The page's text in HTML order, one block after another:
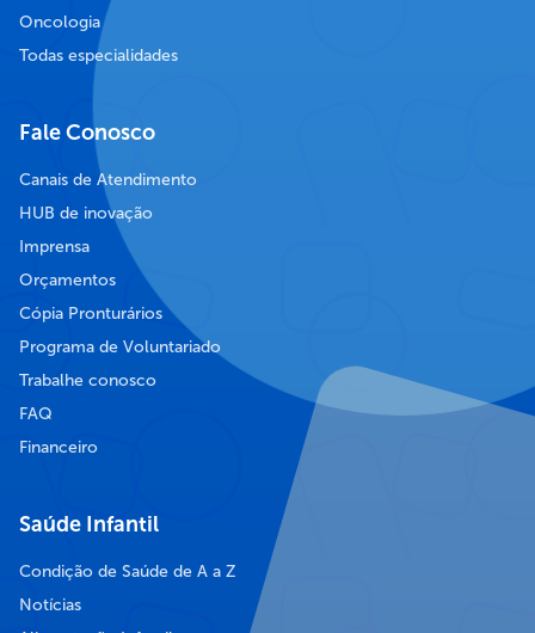
Oncologia
Todas especialidades
Fale Conosco
Canais de Atendimento
HUB de inovação
Imprensa
Orçamentos
Cópia Pronturários
Programa de Voluntariado
Trabalhe conosco
FAQ
Financeiro
Saúde Infantil
Condição de Saúde de A a Z
Notícias